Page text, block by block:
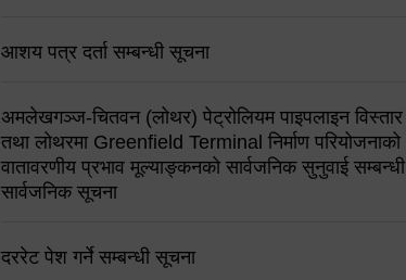
आशय पत्र दर्ता सम्बन्धी सूचना
अमलेखगञ्ज-चितवन (लोथर) पेट्रोलियम पाइपलाइन विस्तार
तथा लोथरमा Greenfield Terminal निर्माण परियोजनाको
वातावरणीय प्रभाव मूल्याङ्कनको सार्वजनिक सुनुवाई सम्बन्धी
सार्वजनिक सूचना
दररेट पेश गर्ने सम्बन्धी सूचना